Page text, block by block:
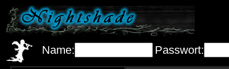
Name: Passwort: